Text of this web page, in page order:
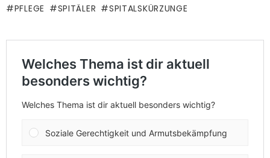
PFLEGE SPITÄLER SPITALSKÜRZUNGE